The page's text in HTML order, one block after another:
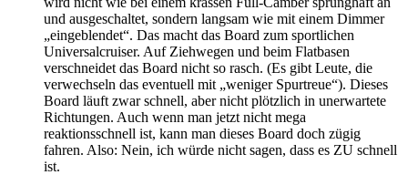
und ausgeschaltet, sondern langsam wie mit einem Dimmer
„eingeblendet“. Das macht das Board zum sportlichen
Universalcruiser. Auf Ziehwegen und beim Flatbasen
verschneidet das Board nicht so rasch. (Es gibt Leute, die
verwechseln das eventuell mit „weniger Spurtreue“). Dieses
Board läuft zwar schnell, aber nicht plötzlich in unerwartete
Richtungen. Auch wenn man jetzt nicht mega
reaktionsschnell ist, kann man dieses Board doch zügig
fahren. Also: Nein, ich würde nicht sagen, dass es ZU schnell
ist.